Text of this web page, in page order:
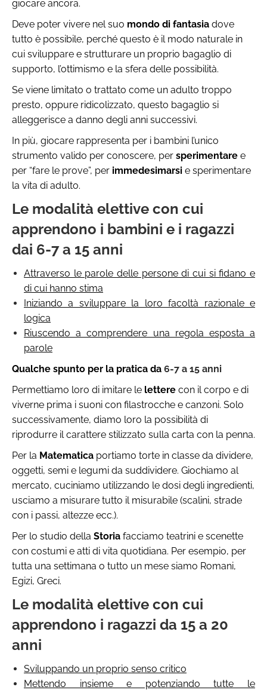
giocare ancora.
Deve poter vivere nel suo mondo di fantasia dove
tutto è possibile, perché questo è il modo naturale in
cui sviluppare e strutturare un proprio bagaglio di
supporto, l’ottimismo e la sfera delle possibilità.
Se viene limitato o trattato come un adulto troppo
presto, oppure ridicolizzato, questo bagaglio si
alleggerisce a danno degli anni successivi.
In più, giocare rappresenta per i bambini l’unico
strumento valido per conoscere, per sperimentare e
per “fare le prove”, per immedesimarsi e sperimentare
la vita di adulto.
Le modalità elettive con cui
apprendono i bambini e i ragazzi
dai 6-7 a 15 anni
Attraverso le parole delle persone di cui si fidano e
di cui hanno stima
Iniziando a sviluppare la loro facoltà razionale e
logica
Riuscendo a comprendere una regola esposta a
parole
Qualche spunto per la pratica da 6-7 a 15 anni
Permettiamo loro di imitare le lettere con il corpo e di
viverne prima i suoni con filastrocche e canzoni. Solo
successivamente, diamo loro la possibilità di
riprodurre il carattere stilizzato sulla carta con la penna.
Per la Matematica portiamo torte in classe da dividere,
oggetti, semi e legumi da suddividere. Giochiamo al
mercato, cuciniamo utilizzando le dosi degli ingredienti,
usciamo a misurare tutto il misurabile (scalini, strade
con i passi, altezze ecc.).
Per lo studio della Storia facciamo teatrini e scenette
con costumi e atti di vita quotidiana. Per esempio, per
tutta una settimana o tutto un mese siamo Romani,
Egizi, Greci.
Le modalità elettive con cui
apprendono i ragazzi da 15 a 20
anni
Sviluppando un proprio senso critico
Mettendo insieme e potenziando tutte le